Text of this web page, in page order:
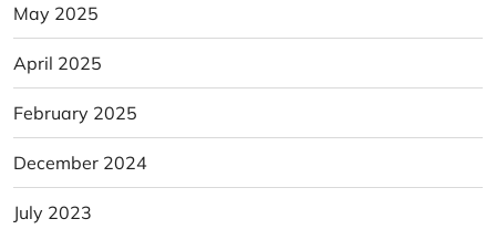
May 2025
April 2025
February 2025
December 2024
July 2023